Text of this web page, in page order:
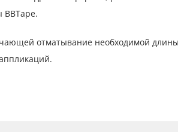
отматывание необходимой